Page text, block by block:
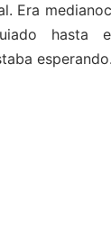
Era
hasta
esperando.